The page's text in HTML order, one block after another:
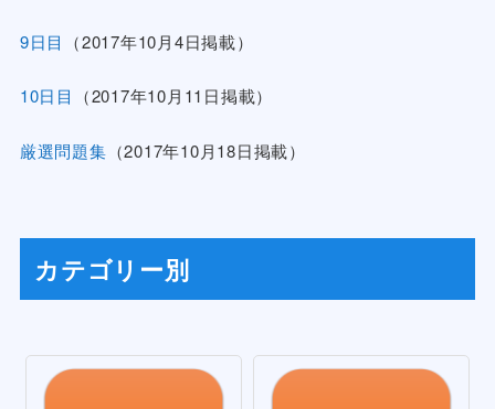
9日目 （2017年10月4日掲載）
10日目 （2017年10月11日掲載）
厳選問題集 （2017年10月18日掲載）
カテゴリー別